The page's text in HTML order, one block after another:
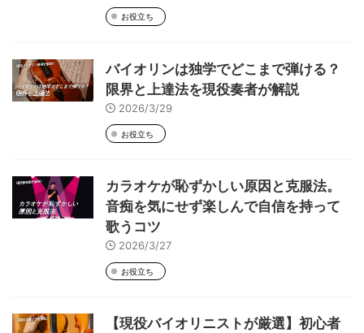
お役立ち
バイオリンは独学でどこまで弾ける？
限界と上達法を現役奏者が解説
2026/3/29
お役立ち
カラオケが恥ずかしい原因と克服法。
音痴を気にせず楽しんで自信を持って
歌うコツ
2026/3/27
お役立ち
【現役バイオリニストが厳選】初心者